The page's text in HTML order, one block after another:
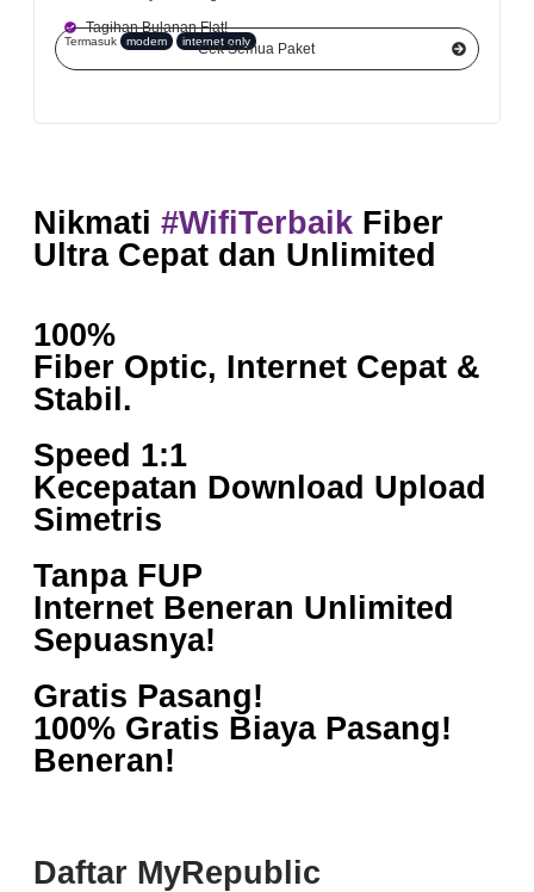
Tagihan Bulanan Flat!
Termasuk modem internet only
Cek Semua Paket
Nikmati #WifiTerbaik Fiber
Ultra Cepat dan Unlimited
100%
Fiber Optic, Internet Cepat &
Stabil.
Speed 1:1
Kecepatan Download Upload
Simetris
Tanpa FUP
Internet Beneran Unlimited
Sepuasnya!
Gratis Pasang!
100% Gratis Biaya Pasang!
Beneran!
Daftar MyRepublic